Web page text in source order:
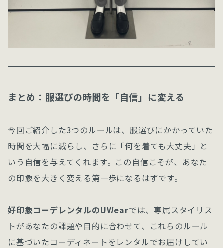
まとめ：服選びの時間を「自信」に変える
今回ご紹介した3つのルールは、服選びにかかっていた
時間を大幅に減らし、さらに「何を着ても大丈夫」と
いう自信を与えてくれます。この自信こそが、あなた
の印象を大きく変える第一歩になるはずです。
好印象コーデレンタルのUWearでは、専属スタイリス
トがあなたの課題や目的に合わせて、これらのルール
に基づいたコーディネートをレンタルでお届けしてい